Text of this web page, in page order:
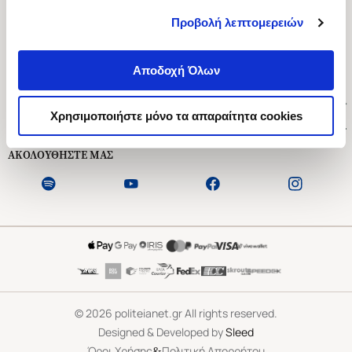
Προβολή λεπτομερειών
Αποδοχή Όλων
Χρησιμοποιήστε μόνο τα απαραίτητα cookies
Ασκληπιού 1-3, Αθήνα 106 79
Δευτέρα - Παρασκευή 09:00-21:00
Εξυπηρέτηση Πελατών
ΑΚΟΛΟΥΘΗΣΤΕ ΜΑΣ
©2026 politeianet.gr All rights reserved.
Designed & Developed bySleed